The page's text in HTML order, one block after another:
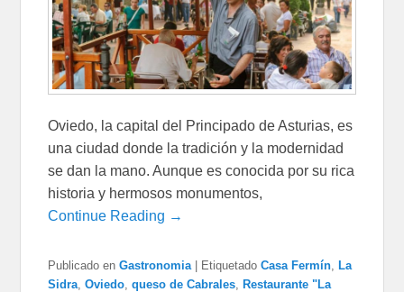
Oviedo, la capital del Principado de Asturias, es
una ciudad donde la tradición y la modernidad
se dan la mano. Aunque es conocida por su rica
historia y hermosos monumentos,
Continue Reading →
Publicado en Gastronomia Etiquetado Casa Fermín
La
Sidra ,Oviedo ,queso de Cabrales
Restaurante "La